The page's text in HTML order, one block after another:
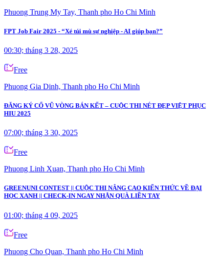
Phuong Trung My Tay, Thanh pho Ho Chi Minh
FPT Job Fair 2025 - “Xé túi mù sự nghiệp - AI giúp bạn?”
00:30; tháng 3 28, 2025
Free
Phuong Gia Dinh, Thanh pho Ho Chi Minh
ĐĂNG KÝ CỔ VŨ VÒNG BÁN KẾT – CUỘC THI NÉT ĐẸP VIỆT PHỤC
HIU 2025
07:00; tháng 3 30, 2025
Free
Phuong Linh Xuan, Thanh pho Ho Chi Minh
GREENUNI CONTEST || CUỘC THI NÂNG CAO KIẾN THỨC VỀ ĐẠI
HỌC XANH || CHECK-IN NGAY NHẬN QUÀ LIỀN TAY
01:00; tháng 4 09, 2025
Free
Phuong Cho Quan, Thanh pho Ho Chi Minh